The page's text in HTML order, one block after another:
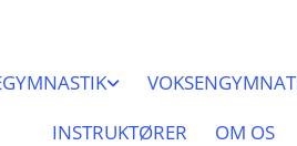
INSTRUKTØRER
OM OS